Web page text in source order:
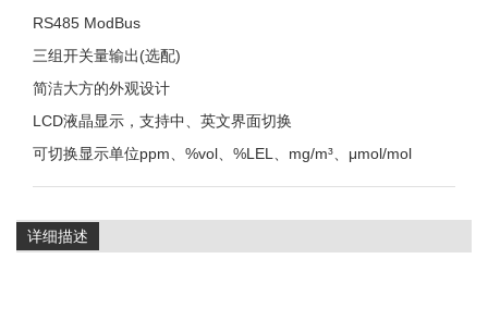
RS485 ModBus
三组开关量输出(选配)
简洁大方的外观设计
LCD液晶显示，支持中、英文界面切换
可切换显示单位ppm、%vol、%LEL、mg/m³、μmol/mol
详细描述